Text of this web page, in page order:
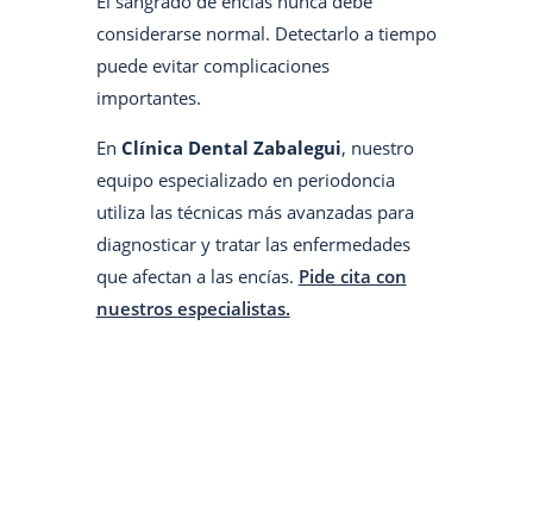
considerarse normal. Detectarlo a tiempo
puede evitar complicaciones
importantes.
En Clínica Dental Zabalegui, nuestro
equipo especializado en periodoncia
utiliza las técnicas más avanzadas para
diagnosticar y tratar las enfermedades
que afectan a las encías. Pide cita con
nuestros especialistas.